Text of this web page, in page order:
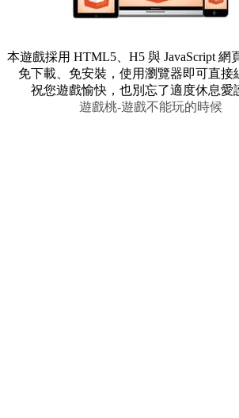
本遊戲採用 HTML5、H5 與 JavaScript 網
免下載、免安裝，使用瀏覽器即可直接
祝您遊戲愉快，也別忘了適度休息愛
遊戲桃-遊戲不能玩的時候